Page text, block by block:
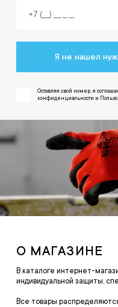
Я не нашел
Оставляя свой номер, я
конфиденциальности и
О МАГАЗИНЕ
В каталоге интернет-
индивидуальной защиты,
Все товары